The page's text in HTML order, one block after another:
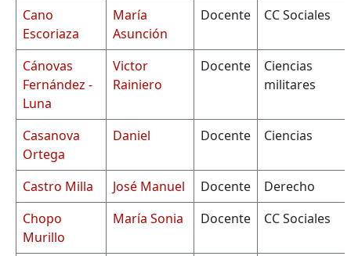
Cano
Escoriaza
María
Asunción
Docente CC Sociales
Cánovas
Fernández -
Luna
Victor
Rainiero
Docente
Ciencias
militares
Casanova
Ortega
Daniel Docente Ciencias
Castro Milla José Manuel Docente
Derecho
Chopo
Murillo
María Sonia Docente CC Sociales